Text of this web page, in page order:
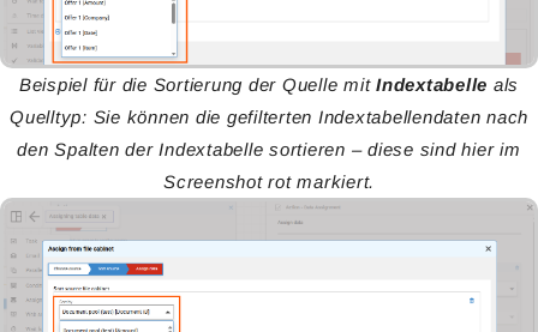
Beispiel für die Sortierung der Quelle mitIndextabelle als
Quelltyp: Sie können die gefilterten Indextabellendaten nach
den Spalten der Indextabelle sortieren – diese sind hier im
Screenshot rot markiert.